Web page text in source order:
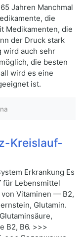
Jahren Manchmal
die
Medikamenten, die
der Druck stark
wird auch sehr
die besten
wird es eine
ist.
Kreislauf-
Erkrankung Es
für Lebensmittel
Vitaminen — B2,
Glutamin.
B2, B6. >>>